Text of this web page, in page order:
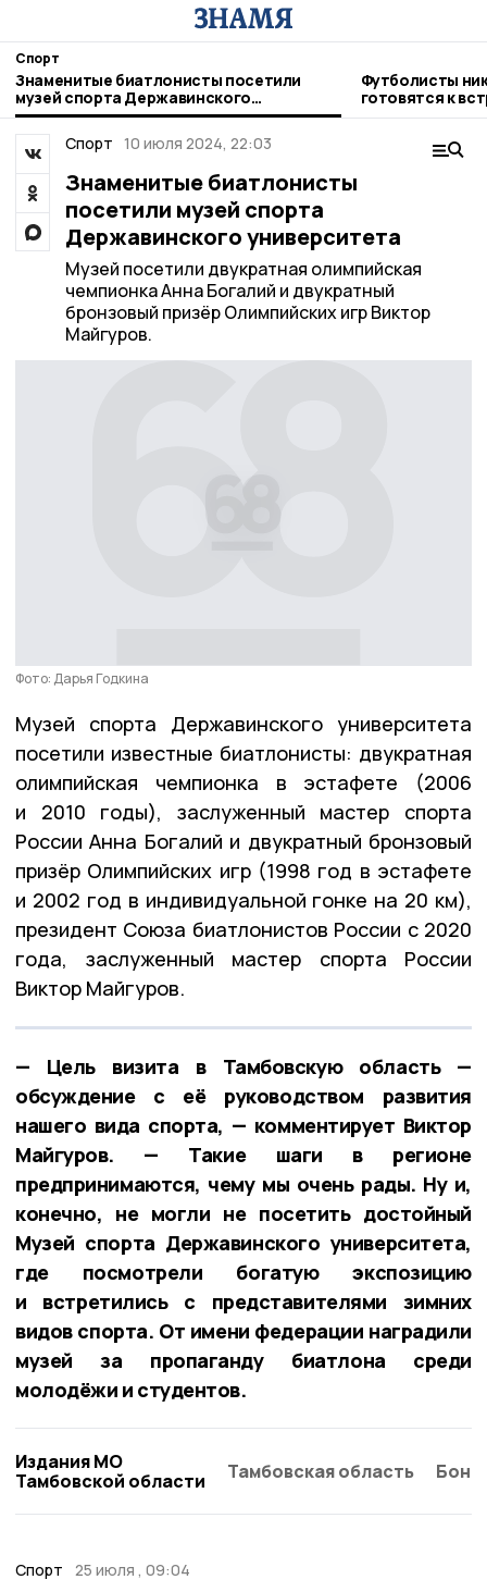
Спорт
Знаменитые биатлонисты посетили
музей спорта Державинского
университета
Футболисты
готовятся к
Котовска
Спорт 10 июля 2024, 22:03
Знаменитые биатлонисты
посетили музей спорта
Державинского университета
Музей посетили двукратная олимпийская
чемпионка Анна Богалий и двукратный
бронзовый призёр Олимпийских игр Виктор
Майгуров.
Фото: Дарья Годкина
Музей спорта Державинского университета
посетили известные биатлонисты: двукратная
олимпийская чемпионка в эстафете (2006
и 2010 годы), заслуженный мастер спорта
России Анна Богалий и двукратный бронзовый
призёр Олимпийских игр (1998 год в эстафете
и 2002 год в индивидуальной гонке на 20 км),
президент Союза биатлонистов России с 2020
года, заслуженный мастер спорта России
Виктор Майгуров.
— Цель визита в Тамбовскую область —
обсуждение с её руководством развития
нашего вида спорта, — комментирует Виктор
Майгуров. — Такие шаги в регионе
предпринимаются, чему мы очень рады. Ну и,
конечно, не могли не посетить достойный
Музей спорта Державинского университета,
где посмотрели богатую экспозицию
и встретились с представителями зимних
видов спорта. От имени федерации наградили
музей за пропаганду биатлона среди
молодёжи и студентов.
Издания МО
Тамбовской области
Тамбовская область
Спорт 25 июля , 09:04